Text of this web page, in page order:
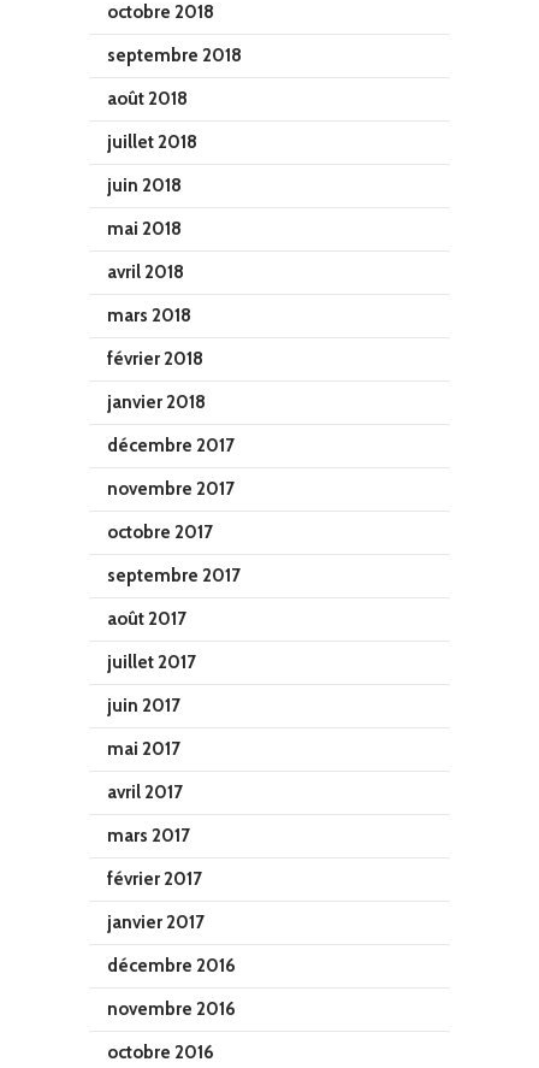
octobre 2018
septembre 2018
août 2018
juillet 2018
juin 2018
mai 2018
avril 2018
mars 2018
février 2018
janvier 2018
décembre 2017
novembre 2017
octobre 2017
septembre 2017
août 2017
juillet 2017
juin 2017
mai 2017
avril 2017
mars 2017
février 2017
janvier 2017
décembre 2016
novembre 2016
octobre 2016